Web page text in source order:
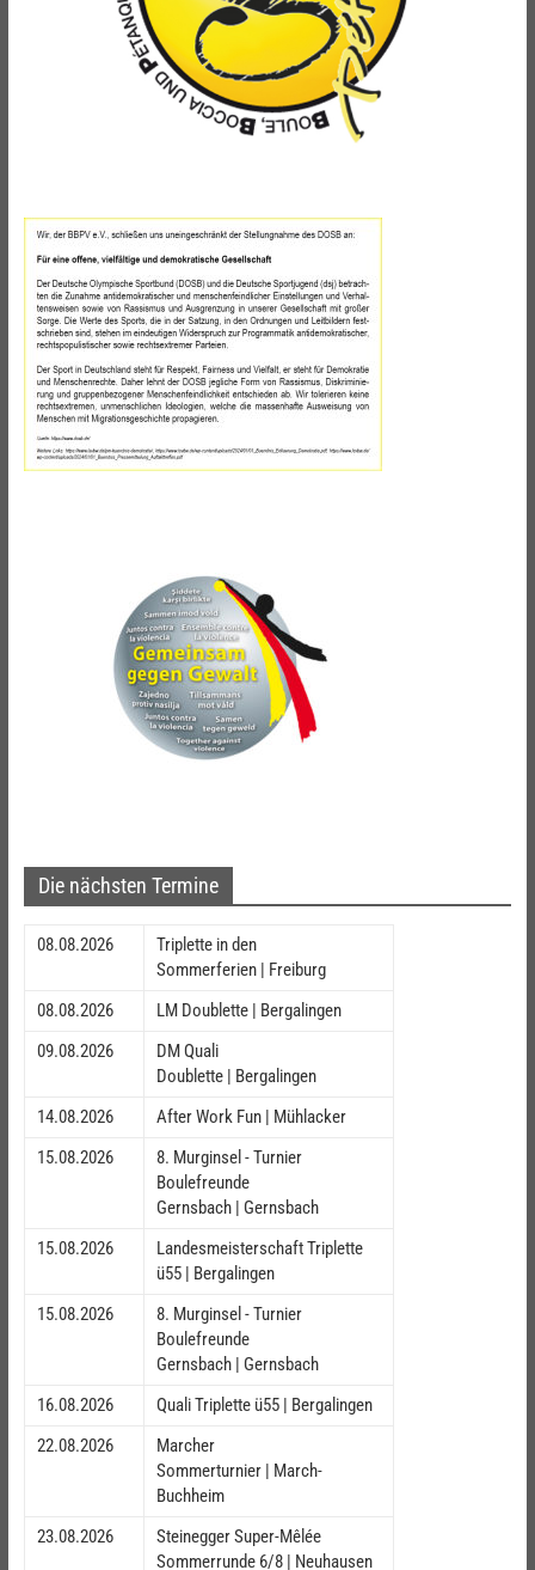
Die nächsten Termine
08.08.2026
Triplette in den
Sommerferien | Freiburg
08.08.2026
LM Doublette | Bergalingen
09.08.2026
DM Quali
Doublette | Bergalingen
14.08.2026
After Work Fun | Mühlacker
15.08.2026
8. Murginsel - Turnier
Boulefreunde
Gernsbach | Gernsbach
15.08.2026
Landesmeisterschaft Triplette
ü55 | Bergalingen
15.08.2026
8. Murginsel - Turnier
Boulefreunde
Gernsbach | Gernsbach
16.08.2026
Quali Triplette ü55 | Bergalingen
22.08.2026
Marcher
Sommerturnier | March-
Buchheim
23.08.2026
Steinegger Super-Mêlée
Sommerrunde 6/8 | Neuhausen